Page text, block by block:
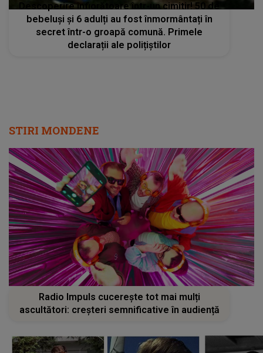
Descoperire înfiorătoare într-un cimitir! 50 de
bebeluși și 6 adulți au fost înmormântați în
secret într-o groapă comună. Primele
declarații ale polițiștilor
STIRI MONDENE
Radio Impuls cucerește tot mai mulți
ascultători: creșteri semnificative în audiență